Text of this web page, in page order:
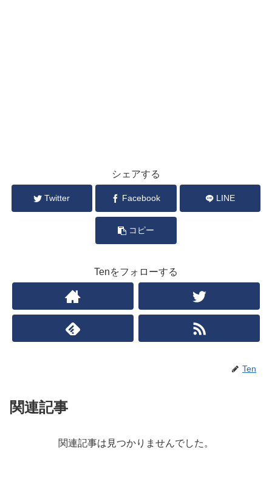
シェアする
Twitter Facebook LINE
コピー
Tenをフォローする
Ten
関連記事
関連記事は見つかりませんでした。